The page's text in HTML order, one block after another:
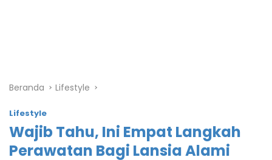
Beranda Lifestyle
Lifestyle
Wajib Tahu, Ini Empat Langkah
Perawatan Bagi Lansia Alami